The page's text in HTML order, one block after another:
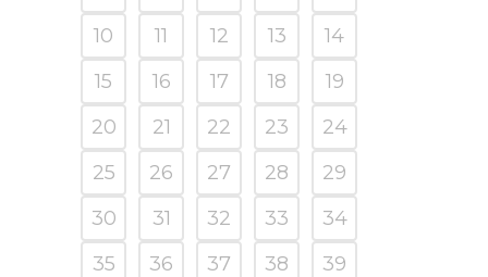
10
11 12 13
14
15
16 17 18
19
20
21 22 23
24
25
26 27 28
29
30
31 32 33
34
35
36 37 38
39